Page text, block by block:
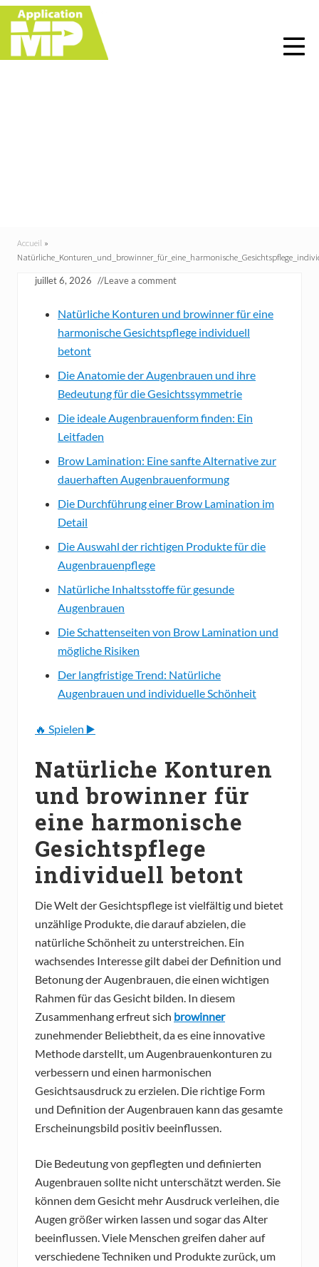
Menu
Skip
right
header
Skip
main
content
Skip
primary
sidebar
Skip
footer
Accueil »
juillet 6, 2026 //Leave a comment
Natürliche Konturen und browinner für eine
harmonische Gesichtspflege individuell
betont
Die Anatomie der Augenbrauen und ihre
Bedeutung für die Gesichtssymmetrie
Die ideale Augenbrauenform finden: Ein
Leitfaden
Brow Lamination: Eine sanfte Alternative zur
dauerhaften Augenbrauenformung
Die Durchführung einer Brow Lamination im
Detail
Die Auswahl der richtigen Produkte für die
Augenbrauenpflege
Natürliche Inhaltsstoffe für gesunde
Augenbrauen
Die Schattenseiten von Brow Lamination und
mögliche Risiken
Der langfristige Trend: Natürliche
Augenbrauen und individuelle Schönheit
🔥 Spielen ▶️
Natürliche Konturen
und browinner für
eine harmonische
Gesichtspflege
individuell betont
Die Welt der Gesichtspflege ist vielfältig und bietet
unzählige Produkte, die darauf abzielen, die
natürliche Schönheit zu unterstreichen. Ein
wachsendes Interesse gilt dabei der Definition und
Betonung der Augenbrauen, die einen wichtigen
Rahmen für das Gesicht bilden. In diesem
Zusammenhang erfreut sich browinner
zunehmender Beliebtheit, da es eine innovative
Methode darstellt, um Augenbrauenkonturen zu
verbessern und einen harmonischen
Gesichtsausdruck zu erzielen. Die richtige Form
und Definition der Augenbrauen kann das gesamte
Erscheinungsbild positiv beeinflussen.
Die Bedeutung von gepflegten und definierten
Augenbrauen sollte nicht unterschätzt werden. Sie
können dem Gesicht mehr Ausdruck verleihen, die
Augen größer wirken lassen und sogar das Alter
beeinflussen. Viele Menschen greifen daher auf
verschiedene Techniken und Produkte zurück, um